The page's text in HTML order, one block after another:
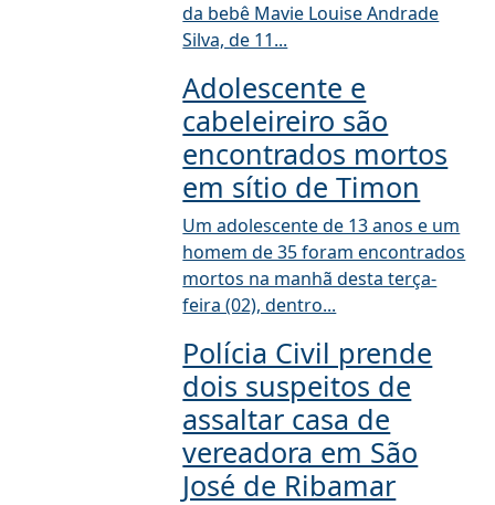
da bebê Mavie Louise Andrade
Silva, de 11...
Adolescente e
cabeleireiro são
encontrados mortos
em sítio de Timon
Um adolescente de 13 anos e um
homem de 35 foram encontrados
mortos na manhã desta terça-
feira (02), dentro...
Polícia Civil prende
dois suspeitos de
assaltar casa de
vereadora em São
José de Ribamar